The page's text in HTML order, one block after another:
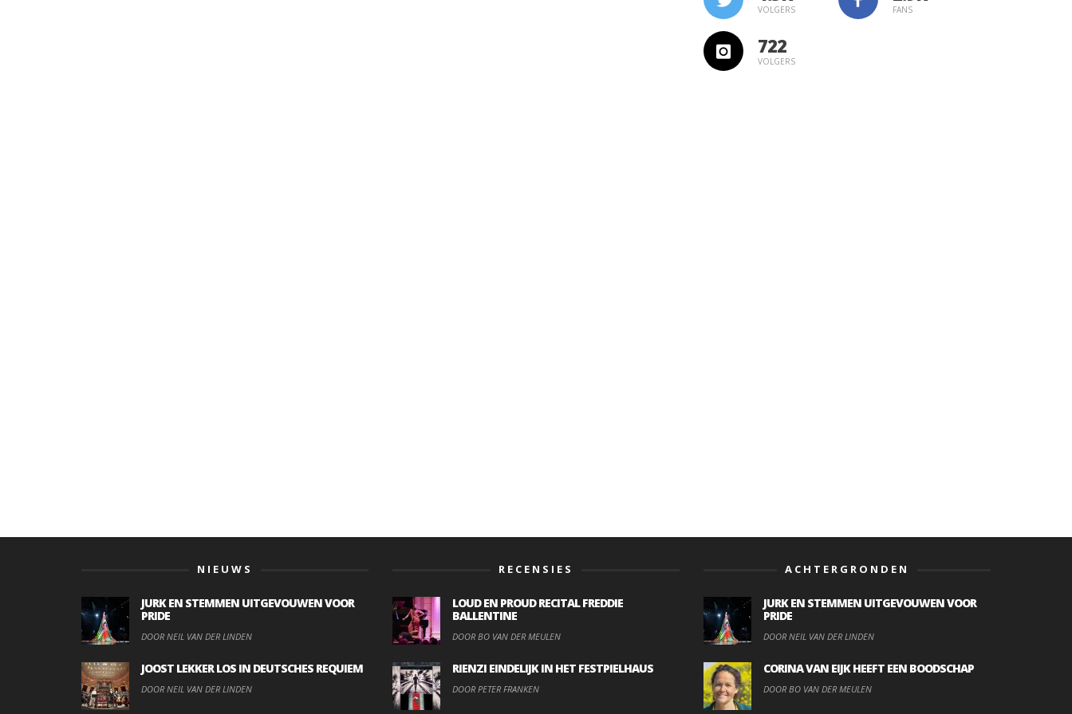
VOLGERS FANS
722
VOLGERS
NIEUWS
JURK EN STEMMEN UITGEVOUWEN VOOR
PRIDE
DOOR NEIL VAN DER LINDEN
JOOST LEKKER LOS IN DEUTSCHES REQUIEM
DOOR NEIL VAN DER LINDEN
RECENSIES
LOUD EN PROUD RECITAL FREDDIE
BALLENTINE
DOOR BO VAN DER MEULEN
RIENZI EINDELIJK IN HET FESTPIELHAUS
DOOR PETER FRANKEN
ACHTERGRONDEN
JURK EN STEMMEN UITGEVOUWEN VOOR
PRIDE
DOOR NEIL VAN DER LINDEN
CORINA VAN EIJK HEEFT EEN BOODSCHAP
DOOR BO VAN DER MEULEN